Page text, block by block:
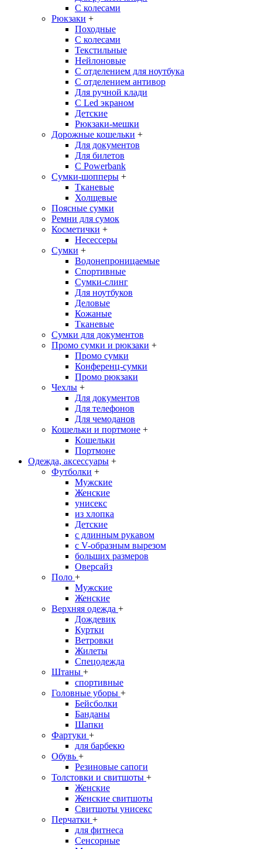
С колесами
Рюкзаки +
Походные
С колесами
Текстильные
Нейлоновые
С отделением для ноутбука
С отделением антивор
Для ручной клади
С Led экраном
Детские
Рюкзаки-мешки
Дорожные кошельки +
Для документов
Для билетов
С Powerbank
Сумки-шопперы +
Тканевые
Холщевые
Поясные сумки
Ремни для сумок
Косметички +
Несессеры
Сумки +
Водонепроницаемые
Спортивные
Сумки-слинг
Для ноутбуков
Деловые
Кожаные
Тканевые
Сумки для документов
Промо сумки и рюкзаки +
Промо сумки
Конференц-сумки
Промо рюкзаки
Чехлы +
Для документов
Для телефонов
Для чемоданов
Кошельки и портмоне +
Кошельки
Портмоне
Одежда, аксессуары +
Футболки +
Мужские
Женские
унисекс
из хлопка
Детские
с длинным рукавом
с V-образным вырезом
больших размеров
Оверсайз
Поло +
Мужские
Женские
Верхняя одежда +
Дождевик
Куртки
Ветровки
Жилеты
Спецодежда
Штаны +
спортивные
Головные уборы +
Бейсболки
Банданы
Шапки
Фартуки +
для барбекю
Обувь +
Резиновые сапоги
Толстовки и свитшоты +
Женские
Женские свитшоты
Свитшоты унисекс
Перчатки +
для фитнеса
Сенсорные